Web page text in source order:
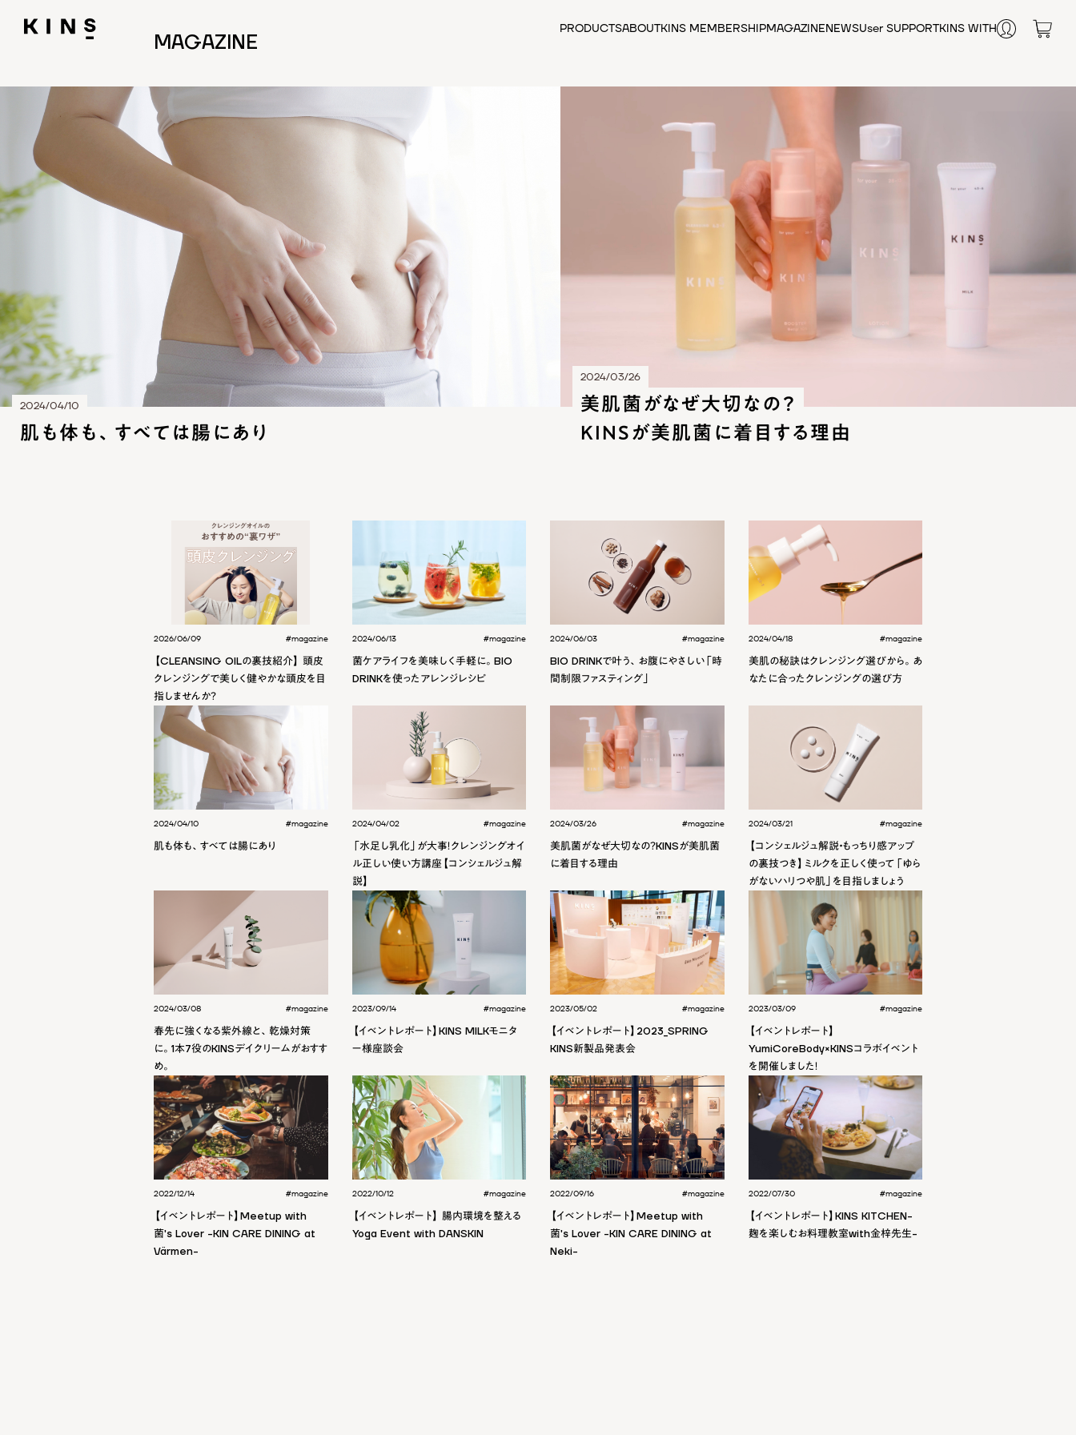
PRODUCTS
スカルプケア
テカリ・皮脂
エイジングケア
肌荒れ
腸内環境
シワ
健康維持
栄養補給
女性のお悩み
ABOUTKINS MEMBERSHIPMAGAZINENEWSUser SUPPORTKINS WITH
MAGAZINE
2024/04/10
肌も体も、すべては腸にあり
2024/03/26
美肌菌がなぜ大切なの？
KINSが美肌菌に着目する理由
2026/06/09 #magazine
【CLEANSING OILの裏技紹介】 頭皮
クレンジングで美しく健やかな頭皮を目
指しませんか？
2024/06/13 #magazine
菌ケアライフを美味しく手軽に。BIO
DRINKを使ったアレンジレシピ
2024/06/03 #magazine
BIO DRINKで叶う、お腹にやさしい「時
間制限ファスティング」
2024/04/18 #magazine
美肌の秘訣はクレンジング選びから。あ
なたに合ったクレンジングの選び方
2024/04/10 #magazine
肌も体も、すべては腸にあり
2024/04/02 #magazine
「水足し乳化」が大事！クレンジングオイ
ル正しい使い方講座【コンシェルジュ解
説】
2024/03/26 #magazine
美肌菌がなぜ大切なの？KINSが美肌菌
に着目する理由
2024/03/21 #magazine
【コンシェルジュ解説・もっちり感アップ
の裏技つき】ミルクを正しく使って「ゆら
がないハリつや肌」を目指しましょう
2024/03/08 #magazine
春先に強くなる紫外線と、乾燥対策
に。1本7役のKINSデイクリームがおすす
め。
2023/09/14 #magazine
【イベントレポート】KINS MILKモニタ
ー様座談会
2023/05/02 #magazine
【イベントレポート】2023_SPRING
KINS新製品発表会
2023/03/09 #magazine
【イベントレポート】
YumiCoreBody×KINSコラボイベント
を開催しました！
2022/12/14 #magazine
【イベントレポート】Meetup with
菌's Lover -KIN CARE DINING at
Värmen-
2022/10/12 #magazine
【イベントレポート】 腸内環境を整える
Yoga Event with DANSKIN
2022/09/16 #magazine
【イベントレポート】Meetup with
菌's Lover -KIN CARE DINING at
Neki-
2022/07/30 #magazine
【イベントレポート】KINS KITCHEN-
麹を楽しむお料理教室with金梓先生-